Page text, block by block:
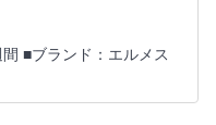
■ブランド：エルメス